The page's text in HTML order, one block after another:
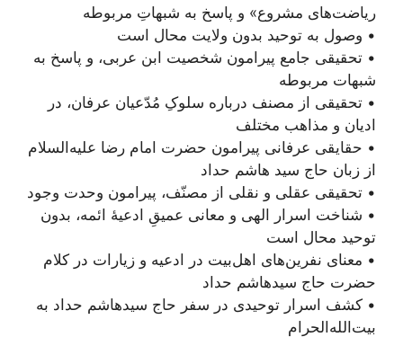
ریاضت‌های مشروع» و پاسخ به شبهاتِ مربوطه
• وصول به توحید بدون ولایت محال است
• تحقیقی جامع پیرامون شخصیت ابن عربی، و پاسخ به
شبهات مربوطه
• تحقیقی از مصنف درباره سلوکِ مُدّعیان عرفان، در
ادیان و مذاهب مختلف
• حقایقی عرفانی پیرامون حضرت امام رضا علیه‌السلام
از زبان حاج سید هاشم حداد
• تحقیقی عقلی و نقلی از مصنّف، پیرامون وحدت وجود
• شناخت اسرار الهی و معانی عمیقِ ادعیۀ ائمه، بدون
توحید محال است
• معنای نفرین‌های اهل‌بیت در ادعیه و زیارات در کلام
حضرت حاج سید‌هاشم حداد
• کشف اسرار توحیدی در سفر حاج سید‌هاشم حداد به
بیت‌الله‌الحرام